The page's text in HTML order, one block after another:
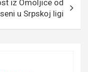
iz Omoljice od
u Srpskoj ligi